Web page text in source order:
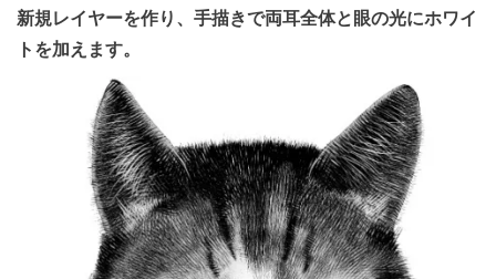
新規レイヤーを作り、手描きで両耳全体と眼の光にホワイ
トを加えます。